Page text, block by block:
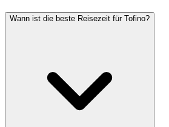
Wann ist die beste Reisezeit für Tofino?